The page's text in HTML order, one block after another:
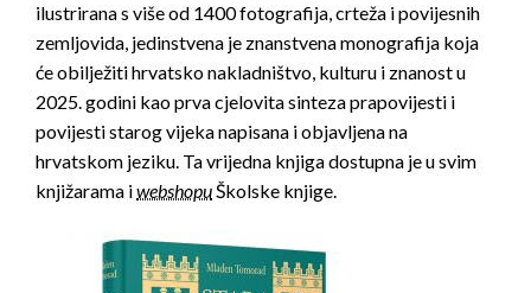
ilustrirana s više od 1400 fotografija, crteža i povijesnih
zemljovida, jedinstvena je znanstvena monografija koja
će obilježiti hrvatsko nakladništvo, kulturu i znanost u
2025. godini kao prva cjelovita sinteza prapovijesti i
povijesti starog vijeka napisana i objavljena na
hrvatskom jeziku. Ta vrijedna knjiga dostupna je u svim
knjižarama iwebshopuŠkolske knjige.